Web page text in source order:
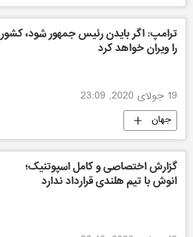
ترامپ: اگر بایدن رئیس جمهور شود، کشور
را ویران خواهد کرد
19 جولای 2020, 23:09
جهان
گزارش اختصاصی و کامل اسپوتنیک؛
انوش با تیم هلندی قرارداد ندارد